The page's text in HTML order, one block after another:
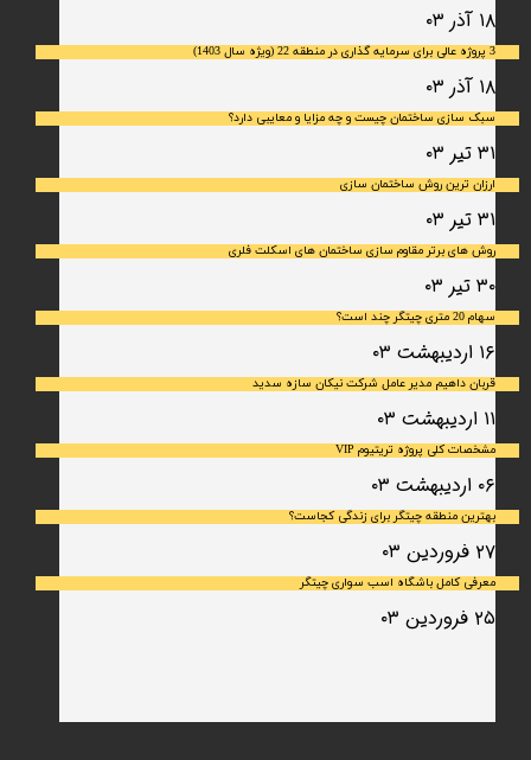
۱۸ آذر ۰۳
3 پروژه عالی برای سرمایه گذاری در منطقه 22 (ویژه سال 1403)
۱۸ آذر ۰۳
سبک سازی ساختمان چیست و چه مزایا و معایبی دارد؟
۳۱ تیر ۰۳
ارزان ترین روش ساختمان سازی
۳۱ تیر ۰۳
روش های برتر مقاوم سازی ساختمان های اسکلت فلری
۳۰ تیر ۰۳
سهام 20 متری چیتگر چند است؟
۱۶ اردیبهشت ۰۳
قربان داهیم مدیر عامل شرکت نیکان سازه سدید
۱۱ اردیبهشت ۰۳
مشخصات کلی پروژه تریتیوم VIP
۰۶ اردیبهشت ۰۳
بهترین منطقه چیتگر برای زندگی کجاست؟
۲۷ فروردین ۰۳
معرفی کامل باشگاه اسب سواری چیتگر
۲۵ فروردین ۰۳